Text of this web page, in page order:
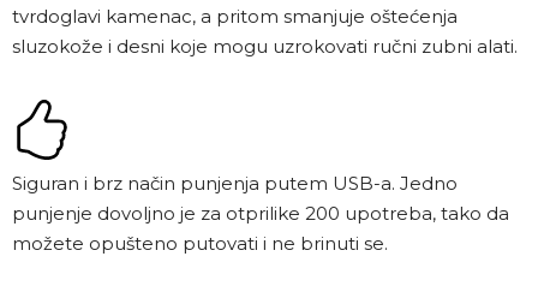
tvrdoglavi kamenac, a pritom smanjuje oštećenja
sluzokože i desni koje mogu uzrokovati ručni zubni alati.
Siguran i brz način punjenja putem USB-a. Jedno
punjenje dovoljno je za otprilike 200 upotreba, tako da
možete opušteno putovati i ne brinuti se.